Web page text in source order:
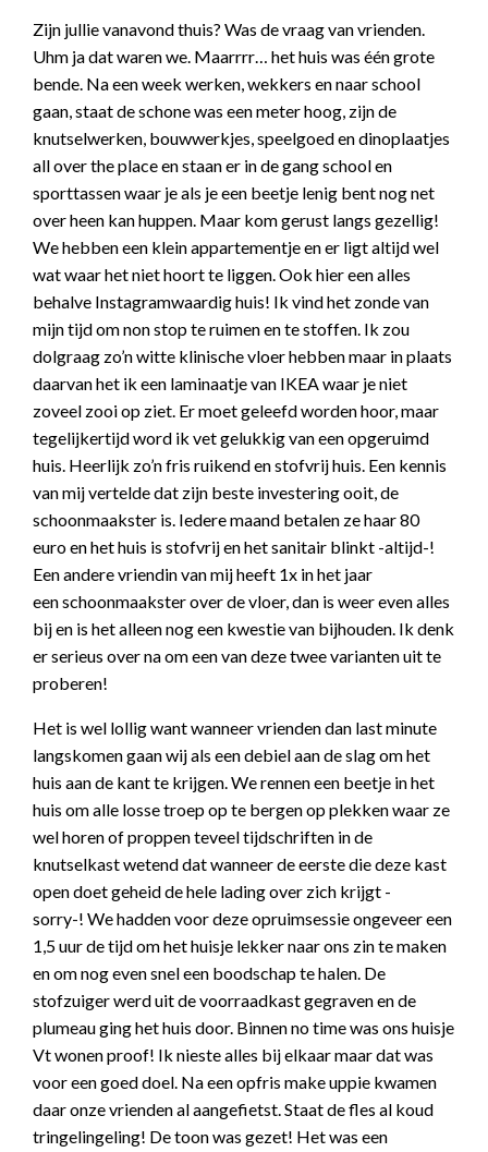
Zijn jullie vanavond thuis? Was de vraag van vrienden.
Uhm ja dat waren we. Maarrrr… het huis was één grote
bende. Na een week werken, wekkers en naar school
gaan, staat de schone was een meter hoog, zijn de
knutselwerken, bouwwerkjes, speelgoed en dinoplaatjes
all over the place en staan er in de gang school en
sporttassen waar je als je een beetje lenig bent nog net
over heen kan huppen. Maar kom gerust langs gezellig!
We hebben een klein appartementje en er ligt altijd wel
wat waar het niet hoort te liggen. Ook hier een alles
behalve Instagramwaardig huis! Ik vind het zonde van
mijn tijd om non stop te ruimen en te stoffen. Ik zou
dolgraag zo’n witte klinische vloer hebben maar in plaats
daarvan het ik een laminaatje van IKEA waar je niet
zoveel zooi op ziet. Er moet geleefd worden hoor, maar
tegelijkertijd word ik vet gelukkig van een opgeruimd
huis. Heerlijk zo’n fris ruikend en stofvrij huis. Een kennis
van mij vertelde dat zijn beste investering ooit, de
schoonmaakster is. Iedere maand betalen ze haar 80
euro en het huis is stofvrij en het sanitair blinkt -altijd-!
Een andere vriendin van mij heeft 1x in het jaar
een schoonmaakster over de vloer, dan is weer even alles
bij en is het alleen nog een kwestie van bijhouden. Ik denk
er serieus over na om een van deze twee varianten uit te
proberen!
Het is wel lollig want wanneer vrienden dan last minute
langskomen gaan wij als een debiel aan de slag om het
huis aan de kant te krijgen. We rennen een beetje in het
huis om alle losse troep op te bergen op plekken waar ze
wel horen of proppen teveel tijdschriften in de
knutselkast wetend dat wanneer de eerste die deze kast
open doet geheid de hele lading over zich krijgt -
sorry-! We hadden voor deze opruimsessie ongeveer een
1,5 uur de tijd om het huisje lekker naar ons zin te maken
en om nog even snel een boodschap te halen. De
stofzuiger werd uit de voorraadkast gegraven en de
plumeau ging het huis door. Binnen no time was ons huisje
Vt wonen proof! Ik nieste alles bij elkaar maar dat was
voor een goed doel. Na een opfris make uppie kwamen
daar onze vrienden al aangefietst. Staat de fles al koud
tringelingeling! De toon was gezet! Het was een